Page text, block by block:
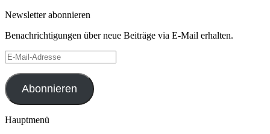
Newsletter abonnieren
Benachrichtigungen über neue Beiträge via E-Mail erhalten.
E-
Mail-
Adresse
Abonnieren
Hauptmenü